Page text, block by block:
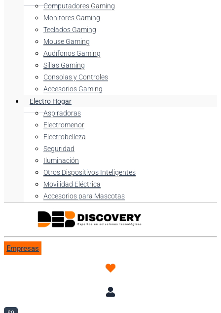
Computadores Gaming
Monitores Gaming
Teclados Gaming
Mouse Gaming
Audífonos Gaming
Sillas Gaming
Consolas y Controles
Accesorios Gaming
Electro Hogar
Aspiradoras
Electromenor
Electrobelleza
Seguridad
Iluminación
Otros Dispositivos Inteligentes
Movilidad Eléctrica
Accesorios para Mascotas
Empresas